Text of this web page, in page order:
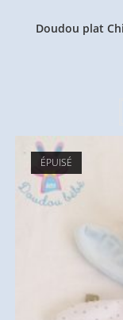
Doudou plat
ÉPUISÉ